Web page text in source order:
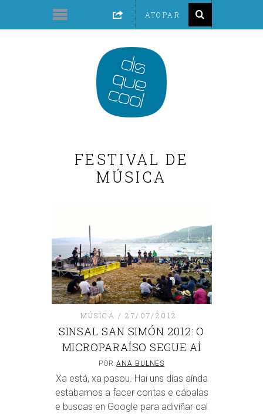
FESTIVAL DE
MÚSICA
MÚSICA 27/07/2012
SINSAL SAN SIMÓN 2012: O
MICROPARAÍSO SEGUE AÍ
PORANA BULNES
Xa está, xa pasou. Hai uns días aínda
estabamos a facer contas e cábalas
e buscas en Google para adiviñar cal